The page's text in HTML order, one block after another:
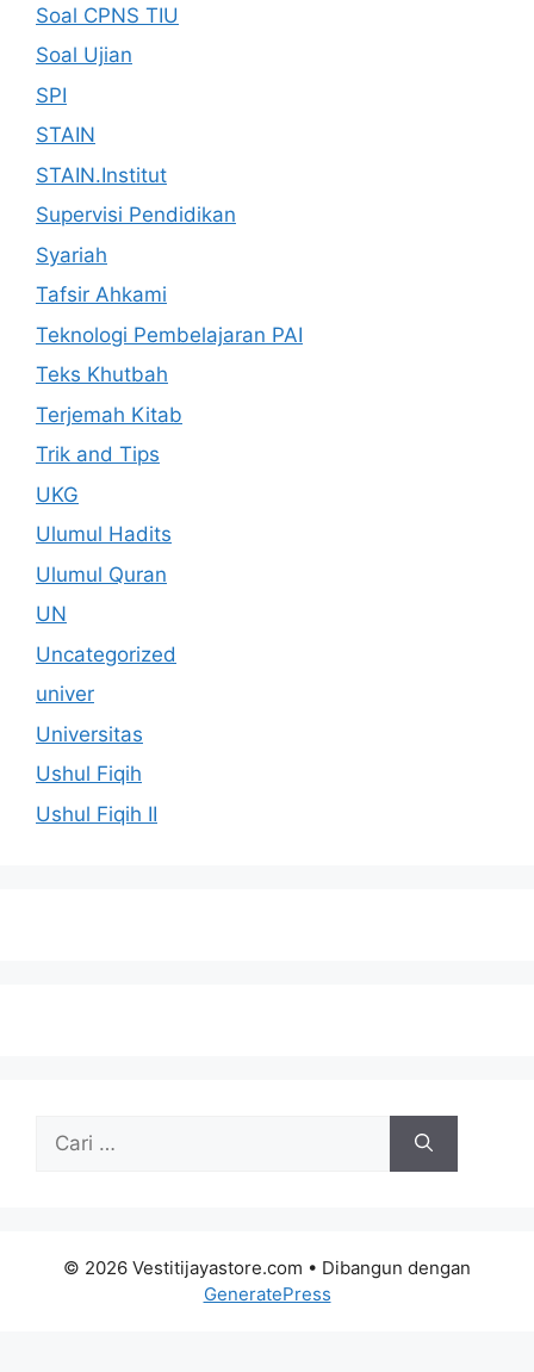
Soal CPNS TIU
Soal Ujian
SPI
STAIN
STAIN.Institut
Supervisi Pendidikan
Syariah
Tafsir Ahkami
Teknologi Pembelajaran PAI
Teks Khutbah
Terjemah Kitab
Trik and Tips
UKG
Ulumul Hadits
Ulumul Quran
UN
Uncategorized
univer
Universitas
Ushul Fiqih
Ushul Fiqih II
untuk:
© 2026 Vestitijayastore.com • Dibangun dengan
GeneratePress